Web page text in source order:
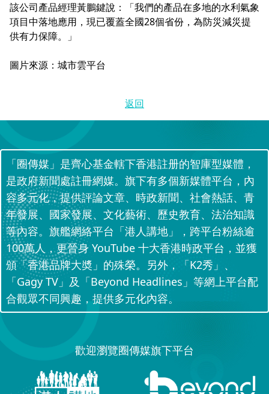
該公司產品經理黃鵬鍵說：「我們的產品在多地的水利氣象
項目中落地應用，現已覆蓋全國28個省份，為防災減災提
供有力保障。」
圖片來源：城市雲平台
返回
「圈傳媒」是齊心基金轄下香港註册的智庫型媒體，
是政府新聞處註冊網媒。旗下有多個新媒體平台，內
容多元化，提供評論文章、時政新聞、社會熱話、青
年發展、國家發展、文化藝術、歷史教育、法治知識
等內容。旗艦網絡平台「港人講地」，跨平台粉絲逾
100萬人，更晉身 YouTube 十大香港時政平台，並獲
頒「香港品牌大奬」的殊榮。另外，「K2秀」、
「Gagy TV」及「Beyond Headlines」等網上平台配
合觀眾不同興趣，提供多元化內容。
歡迎瀏覽圈傳媒旗下平台